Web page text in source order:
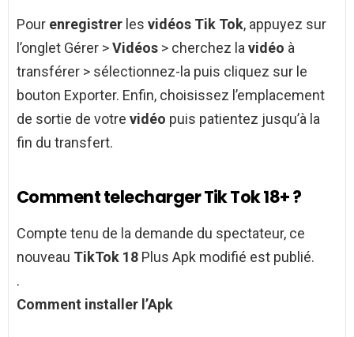
Pour enregistrer les vidéos Tik Tok, appuyez sur
l’onglet Gérer >Vidéos > cherchez la vidéo à
transférer > sélectionnez-la puis cliquez sur le
bouton Exporter. Enfin, choisissez l’emplacement
de sortie de votre vidéo puis patientez jusqu’à la
fin du transfert.
Comment telecharger Tik Tok 18+ ?
Compte tenu de la demande du spectateur, ce
nouveau TikTok 18 Plus Apk modifié est publié.
.
Comment installer l’Apk